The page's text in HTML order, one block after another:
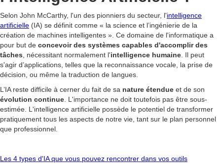
Selon John McCarthy, l'un des pionniers du secteur, l'intelligence
artificielle (IA) se définit comme « la science et l’ingénierie de la
création de machines intelligentes ». Ce domaine de l'informatique a
pour but de concevoir des systèmes capables d'accomplir des
tâches , nécessitant normalement l'intelligence humaine . Il peut
s'agir d’applications, telles que la reconnaissance vocale, la prise de
décision, ou même la traduction de langues.
L’IA reste difficile à cerner du fait de sa nature étendue et de son
évolution continue . L'importance ne doit toutefois pas être sous-
estimée. L'intelligence artificielle possède le potentiel de transformer
pratiquement tous les aspects de notre vie, tant sur le plan personnel
que professionnel.
Les 4 types d'IA que vous pouvez rencontrer dans vos outils